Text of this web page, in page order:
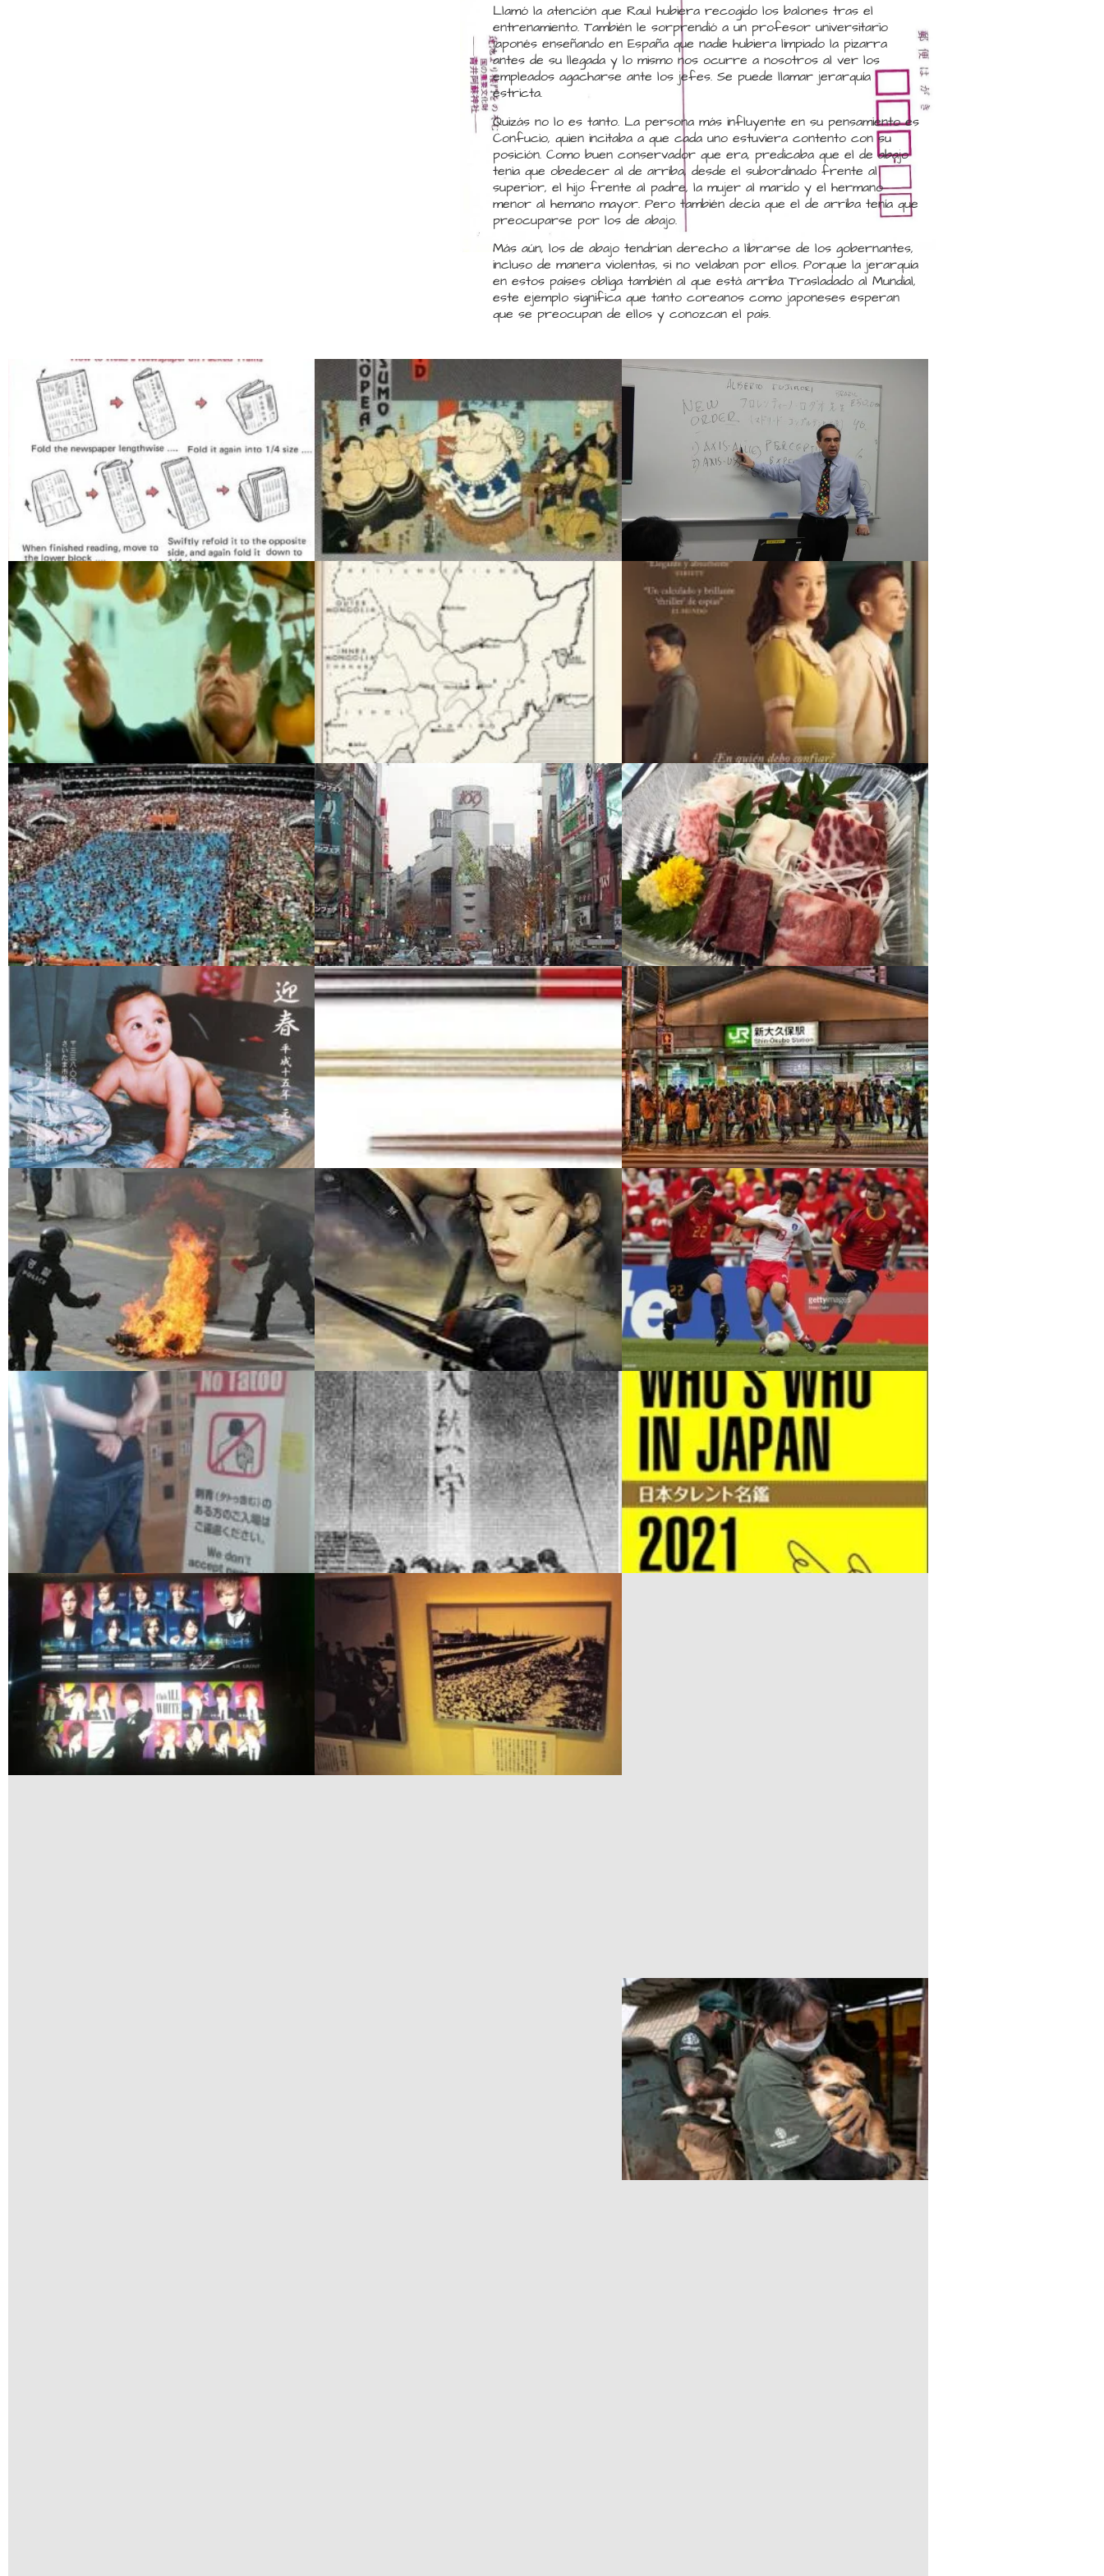
Llamó la atención que Raul hubiera recogido los balones tras el
entrenamiento. También le sorprendió a un profesor universitario
japonés enseñando en España que nadie hubiera limpiado la pizarra
antes de su llegada y lo mismo nos ocurre a nosotros al ver los
empleados agacharse ante los jefes. Se puede llamar jerarquía
estricta.
Quizás no lo es tanto. La persona más influyente en su pensamiento es
Confucio, quien incitaba a que cada uno estuviera contento con su
posición. Como buen conservador que era, predicaba que el de abajo
tenia que obedecer al de arriba, desde el subordinado frente al
superior, el hijo frente al padre, la mujer al marido y el hermano
menor al hemano mayor. Pero también decía que el de arriba tenía que
preocuparse por los de abajo.
Más aún, los de abajo tendrían derecho a librarse de los gobernantes,
incluso de manera violentas, si no velaban por ellos. Porque la jerarquía
en estos países obliga también al que está arriba Trasladado al Mundial,
este ejemplo significa que tanto coreanos como japoneses esperan
que se preocupan de ellos y conozcan el país.